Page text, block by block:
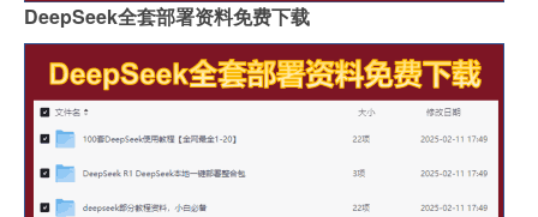
DeepSeek全套部署资料免费下载